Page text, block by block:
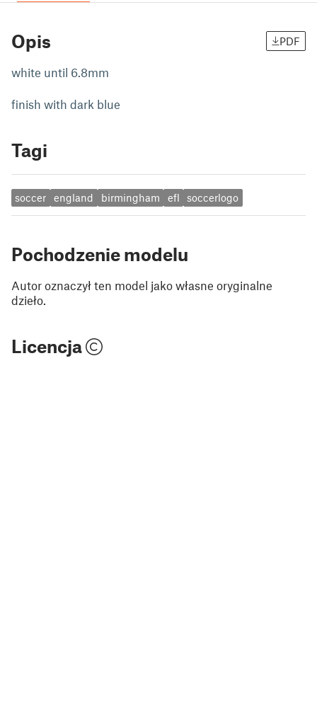
Opis PDF
white until 6.8mm
finish with dark blue
Tagi
soccer england birmingham efl soccerlogo
Pochodzenie modelu
Autor oznaczył ten model jako własne oryginalne
dzieło.
Licencja